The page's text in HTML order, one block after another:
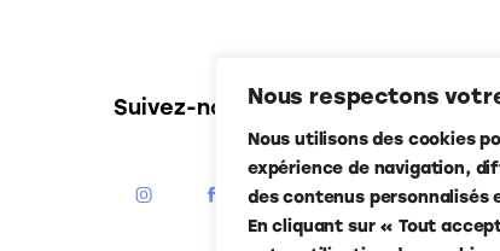
Nous respectons
Nous utilisons des cookies
expérience de navigation,
des contenus
En cliquant sur « Tout
Suivez-nous